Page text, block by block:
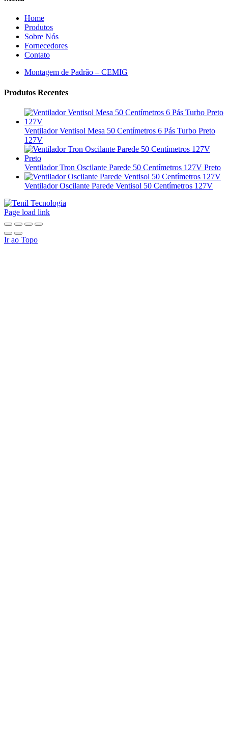
Home
Produtos
Sobre Nós
Fornecedores
Contato
Montagem de Padrão – CEMIG
Produtos Recentes
Ventilador Ventisol Mesa 50 Centímetros 6 Pás Turbo Preto
127V
Ventilador Tron Oscilante Parede 50 Centímetros 127V Preto
Ventilador Oscilante Parede Ventisol 50 Centímetros 127V
Page load link
Ir ao Topo